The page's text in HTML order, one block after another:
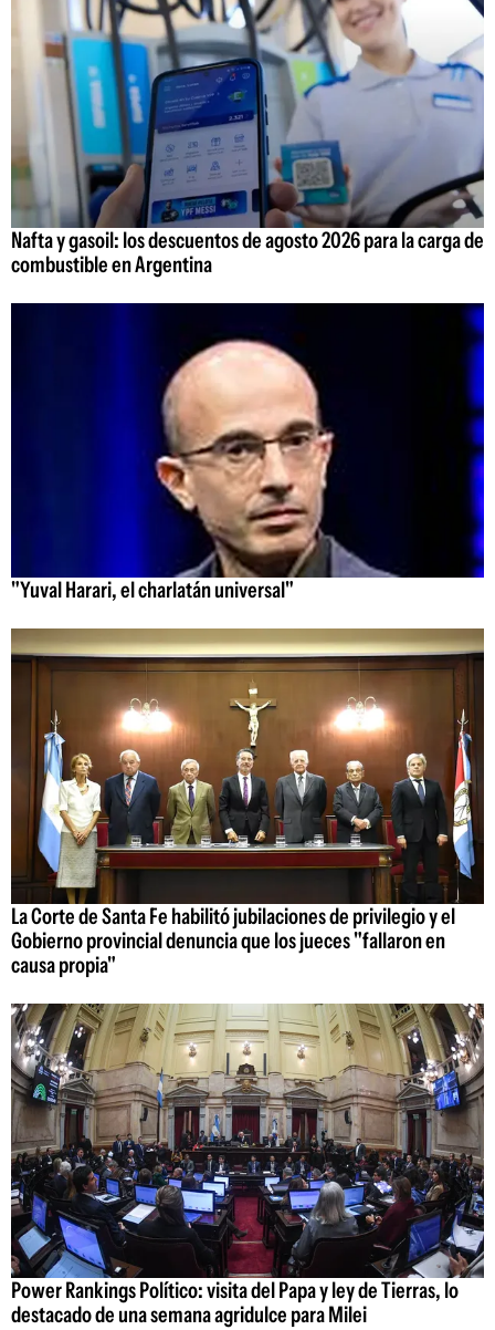
Nafta y gasoil: los descuentos de agosto 2026 para la carga de
combustible en Argentina
"Yuval Harari, el charlatán universal"
La Corte de Santa Fe habilitó jubilaciones de privilegio y el
Gobierno provincial denuncia que los jueces "fallaron en
causa propia"
Power Rankings Político: visita del Papa y ley de Tierras, lo
destacado de una semana agridulce para Milei